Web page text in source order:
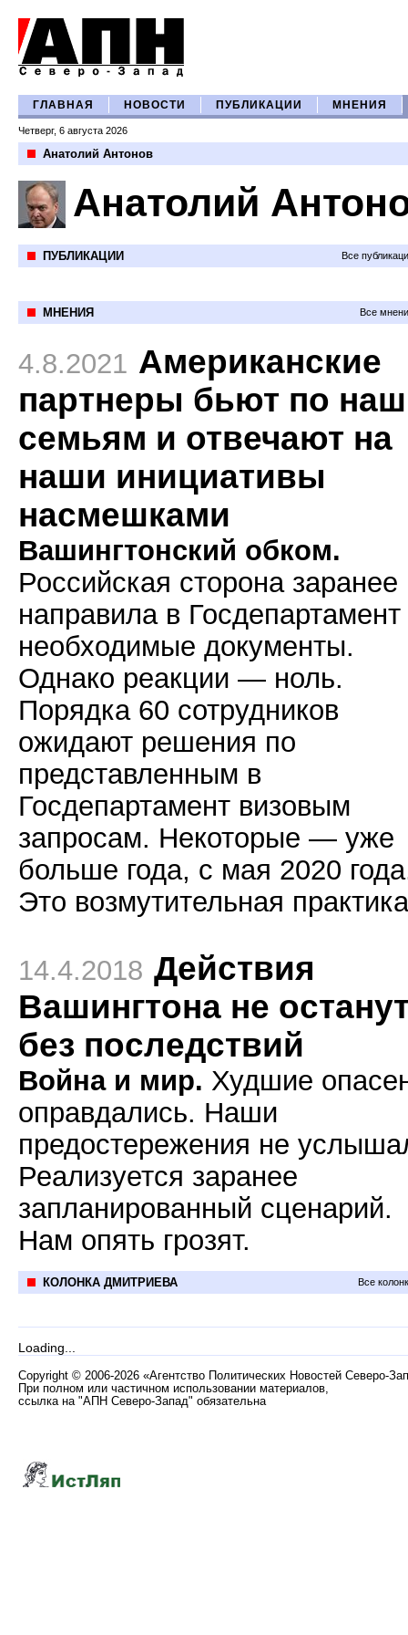
ГЛАВНАЯ НОВОСТИ ПУБЛИКАЦИИ МНЕНИЯ
Четверг, 6 августа 2026
Анатолий Антонов
Анатолий
ПУБЛИКАЦИИ Все
МНЕНИЯ Все
4.8.2021 Американские
партнеры бьют по
семьям и отвечают на
наши инициативы
насмешками
Вашингтонский обком.
Российская сторона заранее
направила в Госдепартамент
необходимые документы.
Однако реакции — ноль.
Порядка 60 сотрудников
ожидают решения по
представленным в
Госдепартамент визовым
запросам. Некоторые — уже
больше года, с мая 2020
Это возмутительная
14.4.2018 Действия
Вашингтона не
без последствий
Война и мир. Худшие
оправдались. Наши
предостережения не
Реализуется заранее
запланированный сценарий.
Нам опять грозят.
КОЛОНКА ДМИТРИЕВА Все
Loading...
Copyright © 2006-2026 «Агентство Политических Новостей Северо-
При полном или частичном использовании материалов,
ссылка на "АПН Северо-Запад" обязательна